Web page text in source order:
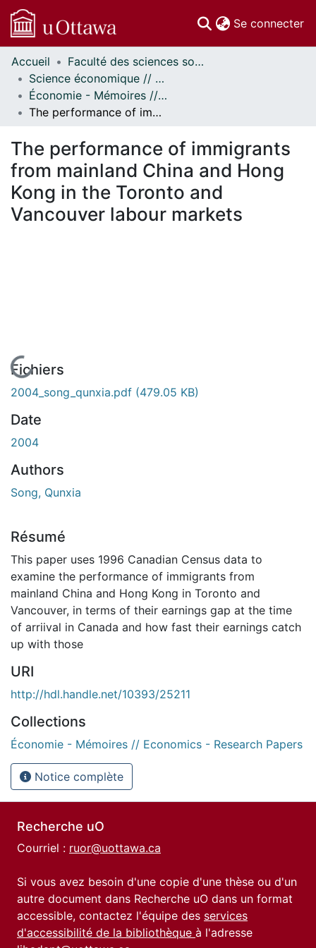
Se connecter
Communautés
et collections
Parcourir
Statistiques
À propos
Accueil
Faculté des sciences sociales // Faculty of Social Sciences
Science économique // Economics
Économie - Mémoires // Economics - Research Papers
The performance of immigrants from mainland China and Hong Kong in the Toronto and Vancouver labour markets
The performance of immigrants
from mainland China and Hong
Kong in the Toronto and
Vancouver labour markets
En cours de chargement...
Fichiers
2004_song_qunxia.pdf (479.05 KB)
Date
2004
Authors
Song, Qunxia
Résumé
This paper uses 1996 Canadian Census data to
examine the performance of immigrants from
mainland China and Hong Kong in Toronto and
Vancouver, in terms of their earnings gap at the time
of arriival in Canada and how fast their earnings catch
up with those
URI
http://hdl.handle.net/10393/25211
Collections
Économie - Mémoires // Economics - Research Papers
Notice complète
Recherche uO
Courriel : ruor@uottawa.ca
Si vous avez besoin d'une copie d'une thèse ou d'un
autre document dans Recherche uO dans un format
accessible, contactez l'équipe des services
d'accessibilité de la bibliothèque à l'adresse